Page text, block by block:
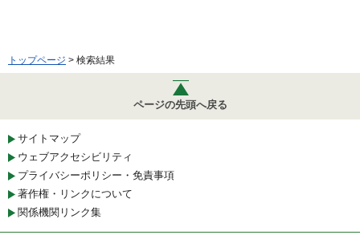
トップページ > 検索結果
ページの先頭へ戻る
サイトマップ
ウェブアクセシビリティ
プライバシーポリシー・免責事項
著作権・リンクについて
関係機関リンク集